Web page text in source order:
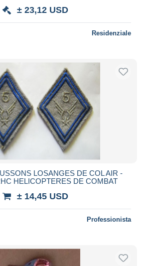
± 23,12 USD
Residenziale
LOSANGES DE COL AIR -
HELICOPTERES DE COMBAT
± 14,45 USD
Professionista